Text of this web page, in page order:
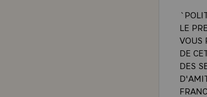
LE
VOUS
DE
DES